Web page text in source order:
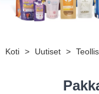
Koti > Uutiset >